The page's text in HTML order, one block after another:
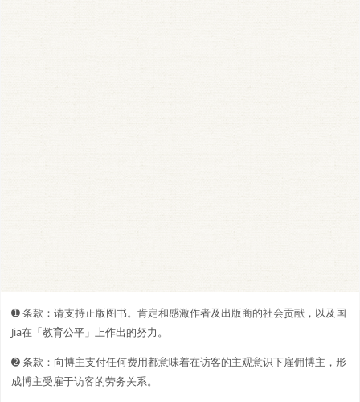
➊️ 条款：请支持正版图书。肯定和感激作者及出版商的社会贡献，以及国
Jia在「教育公平」上作出的努力。
➋️️ 条款：向博主支付任何费用都意味着在访客的主观意识下雇佣博主，形
成博主受雇于访客的劳务关系。